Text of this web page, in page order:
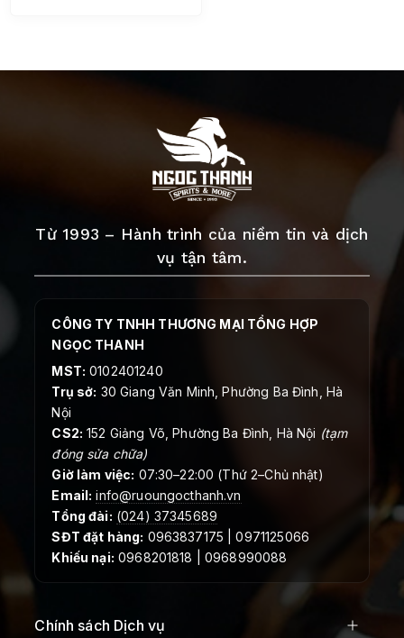
Từ 1993 – Hành trình của niềm tin và dịch
vụ tận tâm.
CÔNG TY TNHH THƯƠNG MẠI TỔNG HỢP
NGỌC THANH
MST: 0102401240
Trụ sở: 30 Giang Văn Minh, Phường Ba Đình, Hà
Nội
CS2: 152 Giảng Võ, Phường Ba Đình, Hà Nội (tạm
đóng sửa chữa)
Giờ làm việc: 07:30–22:00 (Thứ 2–Chủ nhật)
Email: info@ruoungocthanh.vn
Tổng đài: (024) 37345689
SĐT đặt hàng: 0963837175 | 0971125066
Khiếu nại: 0968201818 | 0968990088
Chính sách Dịch vụ